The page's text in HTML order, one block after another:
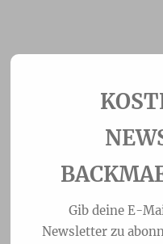
Gib deine E-
Newsletter zu